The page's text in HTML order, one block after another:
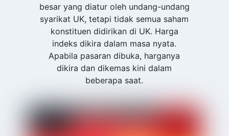
besar yang diatur oleh undang-undang
syarikat UK, tetapi tidak semua saham
konstituen didirikan di UK. Harga
indeks dikira dalam masa nyata.
Apabila pasaran dibuka, harganya
dikira dan dikemas kini dalam
beberapa saat.